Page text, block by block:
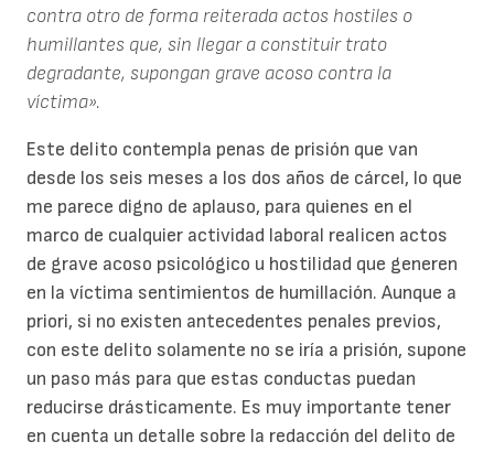
contra otro de forma reiterada actos hostiles o
humillantes que, sin llegar a constituir trato
degradante, supongan grave acoso contra la
víctima».
Este delito contempla penas de prisión que van
desde los seis meses a los dos años de cárcel, lo que
me parece digno de aplauso, para quienes en el
marco de cualquier actividad laboral realicen actos
de grave acoso psicológico u hostilidad que generen
en la víctima sentimientos de humillación. Aunque a
priori, si no existen antecedentes penales previos,
con este delito solamente no se iría a prisión, supone
un paso más para que estas conductas puedan
reducirse drásticamente. Es muy importante tener
en cuenta un detalle sobre la redacción del delito de